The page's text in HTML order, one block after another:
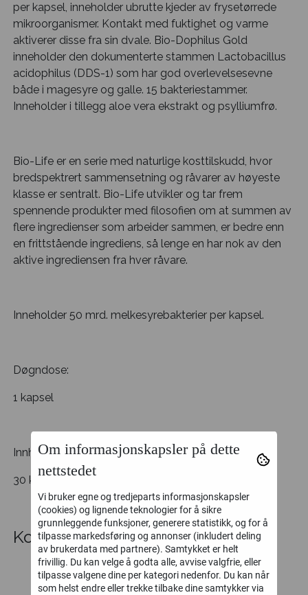
per kapsel, inneholder ubrutte kjeder av frysetørrede
mikroorganismer. Kontakt med fuktighet og varme
aktiverer disse fra sin dvale. Bio-Dophilus Gold
inneholder den dokumenterte stammen Lactobacillus
acidophilus (DDS-1) som har god overlevelsesevne
både i magesyre og galle. 15 bakteriestammer.
Inneholder i tillegg aloe vera ekstrakt og psylliumfrø.
Bio-Life er en serie med naturlige kosttilskudd, hvor
bredspektrert sammensetning og råvarer av høyeste
klasse er sentralt. Bio-Life utvikler og tar frem
spennende produkter med filosofien om at summen av
flere ingredienser som arbeider sammen, er bedre enn
en frittstående ingrediens, så lenge en har nok av den
aktive ingrediensen fra hver råvare.
Inneholder 50 mrd. melkesyrebakterier per kapsel.
Døgndose:
1 kapsel
Innhold:
30 kapsler
Kommentarer
Om informasjonskapsler på dette
nettstedet
Vi bruker egne og tredjeparts informasjonskapsler
(cookies) og lignende teknologier for å sikre
grunnleggende funksjoner, generere statistikk, og for å
tilpasse markedsføring og annonser (inkludert deling
av brukerdata med partnere). Samtykket er helt
frivillig. Du kan velge å godta alle, avvise valgfrie, eller
tilpasse valgene dine per kategori nedenfor. Du kan når
som helst endre eller trekke tilbake dine samtykker via